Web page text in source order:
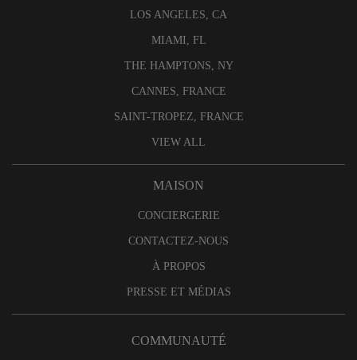
LOS ANGELES, CA
MIAMI, FL
THE HAMPTONS, NY
CANNES, FRANCE
SAINT-TROPEZ, FRANCE
VIEW ALL
MAISON
CONCIERGERIE
CONTACTEZ-NOUS
À PROPOS
PRESSE ET MÉDIAS
COMMUNAUTÉ